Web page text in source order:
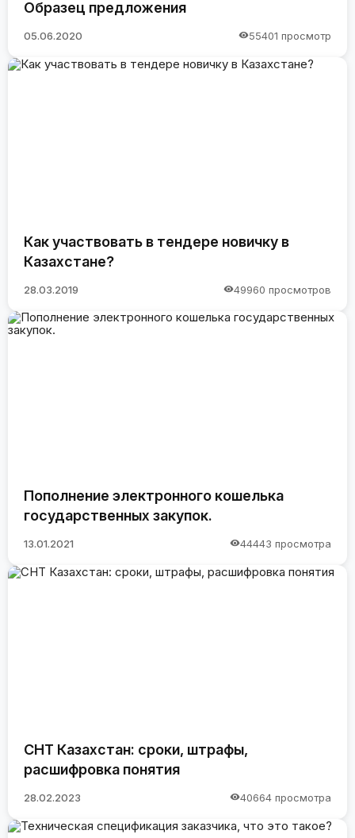
Образец предложения
05.06.2020 55401 просмотр
Как участвовать в тендере новичку в
Казахстане?
28.03.2019 49960 просмотров
Пополнение электронного кошелька
государственных закупок.
13.01.2021 44443 просмотра
СНТ Казахстан: сроки, штрафы,
расшифровка понятия
28.02.2023 40664 просмотра